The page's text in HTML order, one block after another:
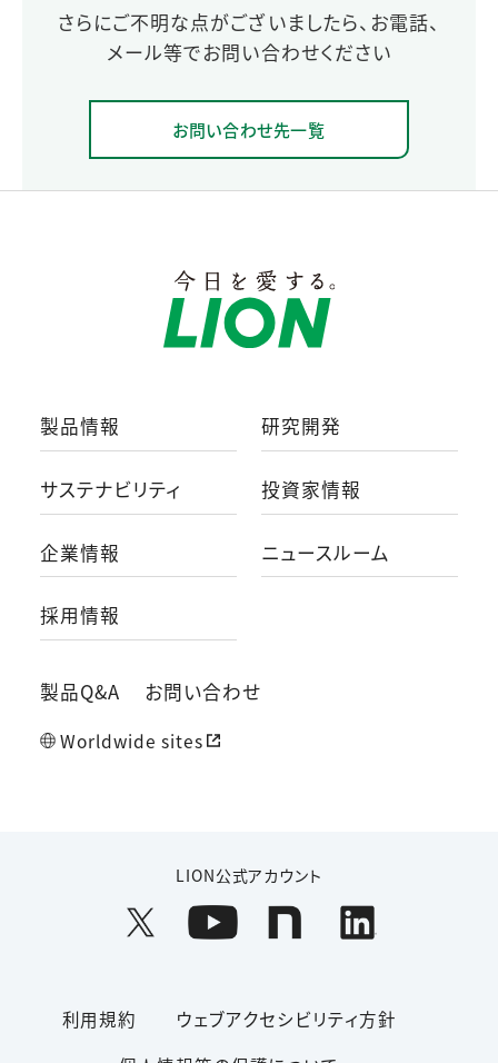
さらにご不明な点がございましたら、お電話、
メール等でお問い合わせください
お問い合わせ先一覧
製品情報 研究開発
サステナビリティ 投資家情報
企業情報 ニュースルーム
採用情報
製品Q&A お問い合わせ
Worldwide sites
LION公式アカウント
利用規約
ウェブアクセシビリティ方針